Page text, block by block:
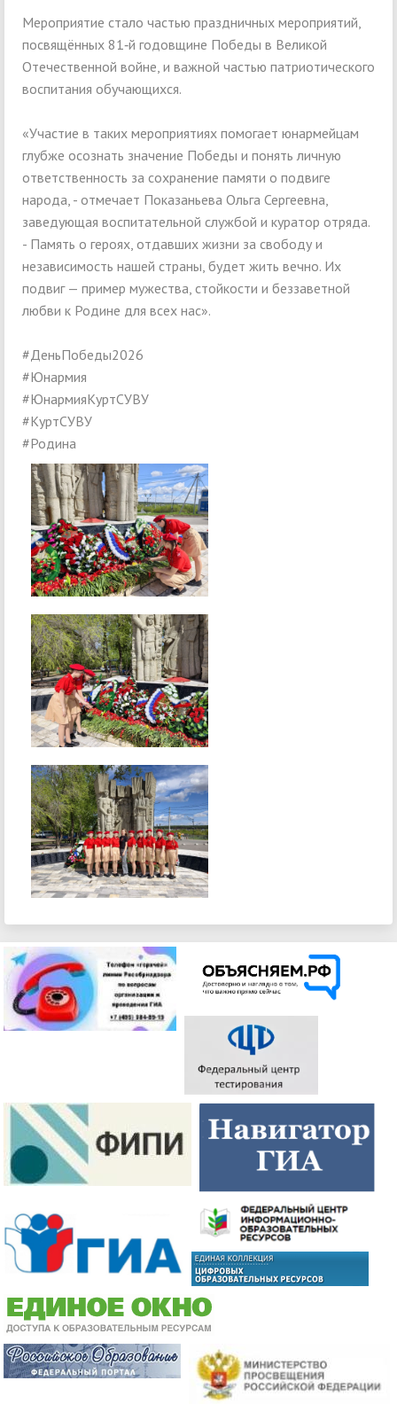
Мероприятие стало частью праздничных мероприятий,
посвящённых 81‑й годовщине Победы в Великой
Отечественной войне, и важной частью патриотического
воспитания обучающихся.
«Участие в таких мероприятиях помогает юнармейцам
глубже осознать значение Победы и понять личную
ответственность за сохранение памяти о подвиге
народа, - отмечает Показаньева Ольга Сергеевна,
заведующая воспитательной службой и куратор отряда.
- Память о героях, отдавших жизни за свободу и
независимость нашей страны, будет жить вечно. Их
подвиг — пример мужества, стойкости и беззаветной
любви к Родине для всех нас».
#ДеньПобеды2026
#Юнармия
#ЮнармияКуртСУВУ
#КуртСУВУ
#Родина